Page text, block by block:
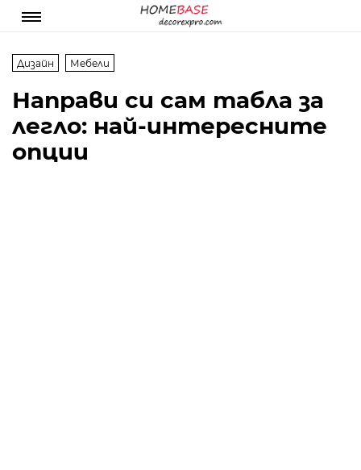
Дизайн Мебели
Направи си сам табла за
легло: най-интересните
опции